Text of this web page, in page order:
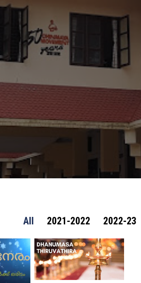
All 2021-2022 2022-23